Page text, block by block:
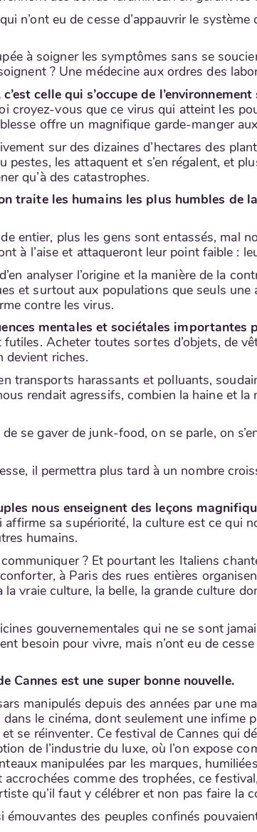
n’ont eu de cesse d’appauvrir le
à soigner les symptômes sans se
? Une médecine aux ordres des
celle qui s’occupe de
croyez-vous que ce virus qui atteint les
offre un magnifique garde-manger
sur des dizaines d’hectares des
pestes, les attaquent et s’en régalent, et
qu’à des catastrophes.
traite les humains les plus humbles de
entier, plus les gens sont entassés, mal
à l’aise et attaqueront leur point faible :
analyser l’origine et la manière de la
et surtout aux populations que seuls
contre les virus.
mentales et sociétales importantes
Acheter toutes sortes d’objets, de
devient riches.
transports harassants et polluants,
rendait agressifs, combien la haine et
se gaver de junk-food, on se parle, on
il permettra plus tard à un nombre
nous enseignent des leçons
affirme sa supériorité, la culture est ce qui
humains.
? Et pourtant les Italiens
à Paris des rues entières
la vraie culture, la belle, la grande culture
gouvernementales qui ne se sont
besoin pour vivre, mais n’ont eu de
Cannes est une super bonne nouvelle.
manipulés depuis des années par une
le cinéma, dont seulement une infime
se réinventer. Ce festival de Cannes qui
de l’industrie du luxe, où l’on expose
manipulées par les marques,
comme des trophées, ce
qu’il faut y célébrer et non pas faire la
émouvantes des peuples confinés